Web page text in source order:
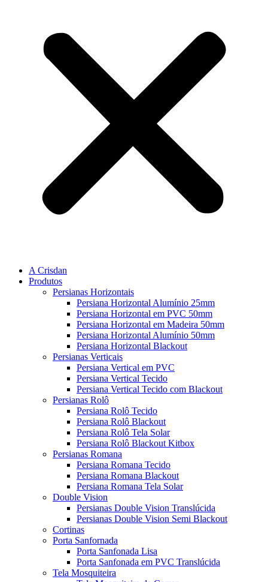
A Crisdan
Produtos
Persianas Horizontais
Persiana Horizontal Alumínio 25mm
Persiana Horizontal em PVC 50mm
Persiana Horizontal em Madeira 50mm
Persiana Horizontal Alumínio 50mm
Persiana Horizontal Blackout
Persianas Verticais
Persiana Vertical em PVC
Persiana Vertical Tecido
Persiana Vertical Tecido com Blackout
Persianas Rolô
Persiana Rolô Tecido
Persiana Rolô Blackout
Persiana Rolô Tela Solar
Persiana Rolô Blackout Kitbox
Persianas Romana
Persiana Romana Tecido
Persiana Romana Blackout
Persiana Romana Tela Solar
Double Vision
Persianas Double Vision Translúcida
Persianas Double Vision Semi Blackout
Cortinas
Porta Sanfornada
Porta Sanfonada Lisa
Porta Sanfonada em PVC Translúcida
Tela Mosquiteira